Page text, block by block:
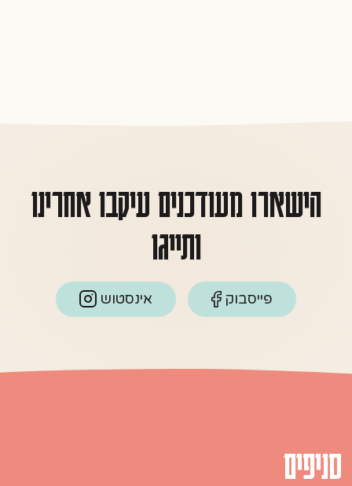
הישארו מעודכנים עיקבו אחרינו
ותייגו
פייסבוק אינסטוש
סניפים